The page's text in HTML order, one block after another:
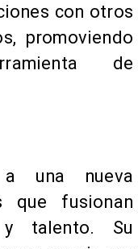
con otros
promoviendo
de
a una nueva
que fusionan
y talento. Su